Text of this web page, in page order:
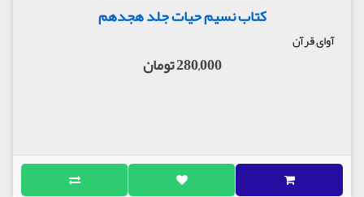
کتاب نسیم حیات جلد هجدهم
آوای قرآن
280,000 تومان